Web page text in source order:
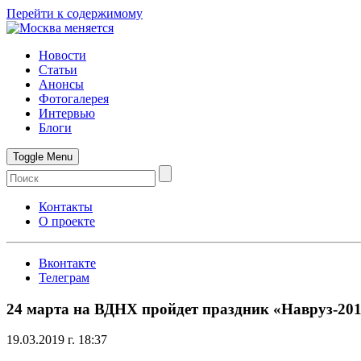
Перейти к содержимому
Новости
Статьи
Анонсы
Фотогалерея
Интервью
Блоги
Toggle Menu
Контакты
О проекте
Вконтакте
Телеграм
24 марта на ВДНХ пройдет праздник «Навруз-
19.03.2019 г. 18:37